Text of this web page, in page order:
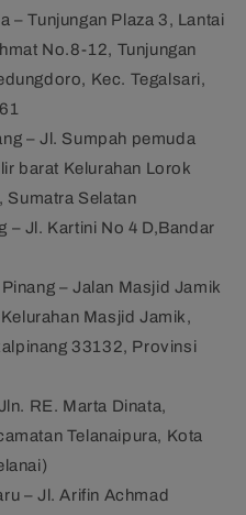
–Tunjungan Plaza 3, Lantai
No.8-12, Tunjungan
Kec. Tegalsari,
– Jl. Sumpah pemuda
barat Kelurahan Lorok
Sumatra Selatan
– Jl. Kartini No 4 D,Bandar
– Jalan Masjid Jamik
Masjid Jamik,
33132, Provinsi
RE. Marta Dinata,
Telanaipura, Kota
–Jl. Arifin Achmad